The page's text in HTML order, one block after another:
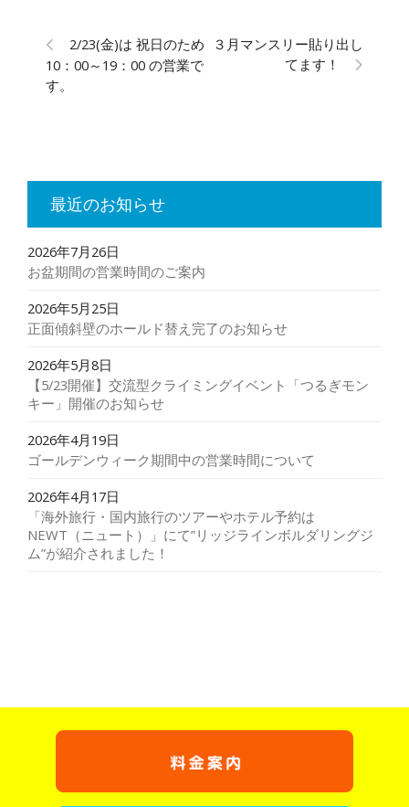
2/23(金)は 祝日のため
10：00～19：00 の営業で
す。
３月マンスリー貼り出し
てます！
最近のお知らせ
2026年7月26日
お盆期間の営業時間のご案内
2026年5月25日
正面傾斜壁のホールド替え完了のお知らせ
2026年5月8日
【5/23開催】交流型クライミングイベント「つるぎモン
キー」開催のお知らせ
2026年4月19日
ゴールデンウィーク期間中の営業時間について
2026年4月17日
「海外旅行・国内旅行のツアーやホテル予約は
NEWT（ニュート）」にて”リッジラインボルダリングジ
ム”が紹介されました！